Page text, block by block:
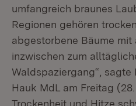
umfangreich braunes
Regionen gehören
abgestorbene Bäume
inzwischen zum
Waldspaziergang“, sagte
Hauk MdL am Freitag
Trockenheit und Hitze